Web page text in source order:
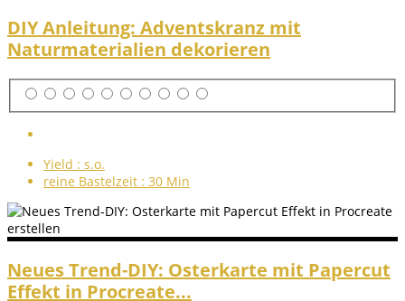
DIY Anleitung: Adventskranz mit
Naturmaterialien dekorieren
Yield : s.o.
reine Bastelzeit : 30 Min
Neues Trend-DIY: Osterkarte mit Papercut
Effekt in Procreate...